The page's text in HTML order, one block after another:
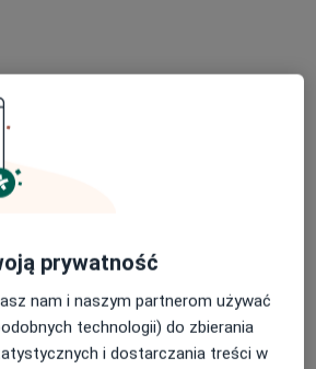
Struk-Roszmann
2 Adres 3 Adres 4
•Mapa
Polmed Oddział Gdańsk Zaspa
prywatność
nam i naszym partnerom używać
technologii) do zbierania
i dostarczania treści w